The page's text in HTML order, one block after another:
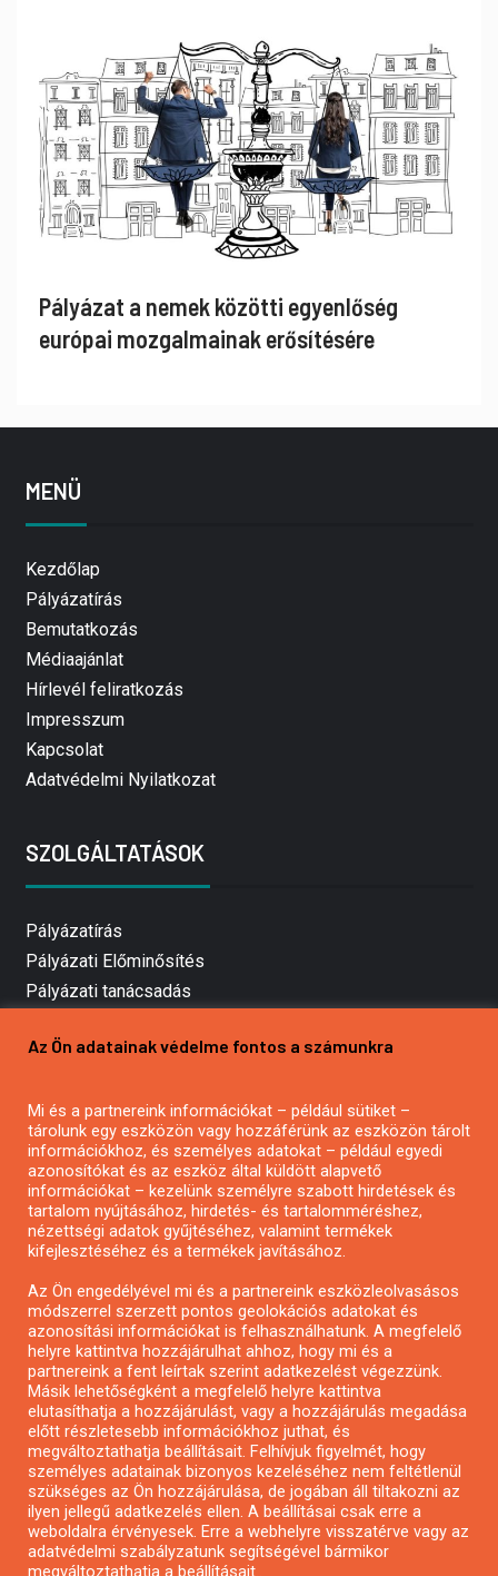
Pályázat a nemek közötti egyenlőség
európai mozgalmainak erősítésére
MENÜ
Kezdőlap
Pályázatírás
Bemutatkozás
Médiaajánlat
Hírlevél feliratkozás
Impresszum
Kapcsolat
Adatvédelmi Nyilatkozat
SZOLGÁLTATÁSOK
Pályázatírás
Pályázati Előminősítés
Pályázati tanácsadás
Mezőgazdasági pályázatírás
Pályázatírás civil szervezeteknek
Pályázatírás önkormányzatoknak
Pályázatfigyelés
Specifikus pályázatfigyelés vagy hírlevél
Pályázatok magánszemélyeknek
Pályázatok civil szervezeteknek
Pályázatok vállalkozásoknak
Önkormányzati pályázatok
Mezőgazdasági pályázatok
Falusi turizmus pályázatok
Napelem pályázatok
GINOP pályázatok
Az Ön adatainak védelme fontos a számunkra
Mi és a partnereink információkat – például sütiket –
tárolunk egy eszközön vagy hozzáférünk az eszközön tárolt
információkhoz, és személyes adatokat – például egyedi
azonosítókat és az eszköz által küldött alapvető
információkat – kezelünk személyre szabott hirdetések és
tartalom nyújtásához, hirdetés- és tartalomméréshez,
nézettségi adatok gyűjtéséhez, valamint termékek
kifejlesztéséhez és a termékek javításához.
Az Ön engedélyével mi és a partnereink eszközleolvasásos
módszerrel szerzett pontos geolokációs adatokat és
azonosítási információkat is felhasználhatunk. A megfelelő
helyre kattintva hozzájárulhat ahhoz, hogy mi és a
partnereink a fent leírtak szerint adatkezelést végezzünk.
Másik lehetőségként a megfelelő helyre kattintva
elutasíthatja a hozzájárulást, vagy a hozzájárulás megadása
előtt részletesebb információkhoz juthat, és
megváltoztathatja beállításait. Felhívjuk figyelmét, hogy
személyes adatainak bizonyos kezeléséhez nem feltétlenül
szükséges az Ön hozzájárulása, de jogában áll tiltakozni az
ilyen jellegű adatkezelés ellen. A beállításai csak erre a
weboldalra érvényesek. Erre a webhelyre visszatérve vagy az
adatvédelmi szabályzatunk segítségével bármikor
megváltoztathatja a beállításait..